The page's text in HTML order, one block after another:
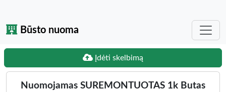
Būsto nuoma
Įdėti skelbimą
Nuomojamas SUREMONTUOTAS 1k Butas